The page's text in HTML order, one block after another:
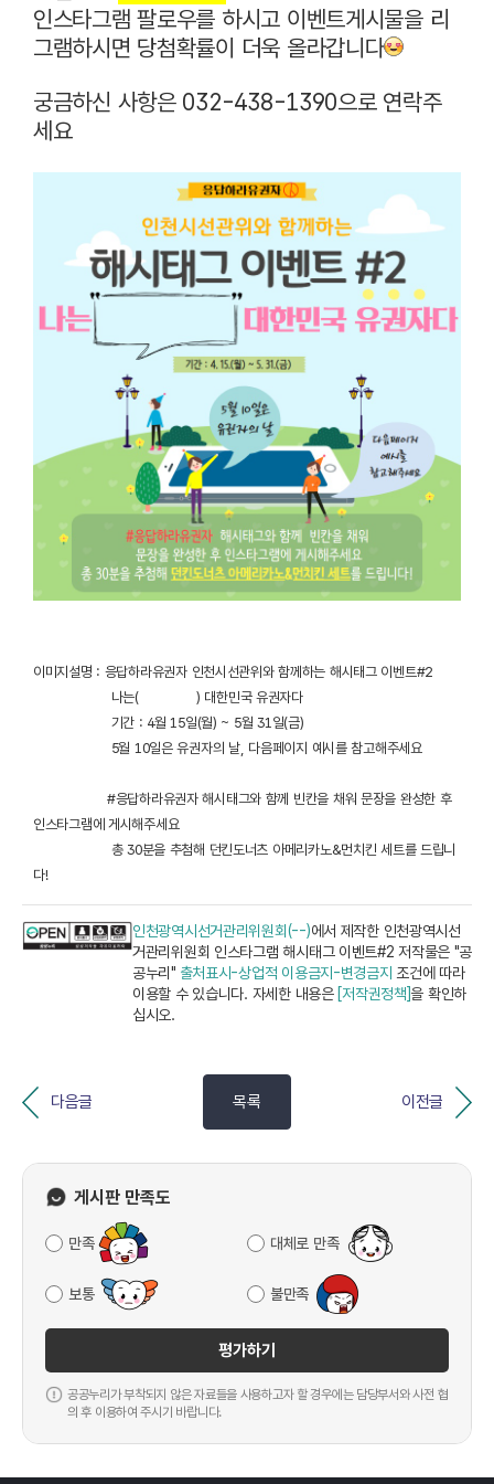
인스타그램 팔로우를 하시고 이벤트게시물을 리
그램하시면 당첨확률이 더욱 올라갑니다
궁금하신 사항은 032-438-1390으로 연락주
세요
이미지설명 : 응답하라유권자 인천시선관위와 함께하는 해시태그 이벤트#2
나는( ) 대한민국 유권자다
기간 : 4월 15일(월) ~ 5월 31일(금)
5월 10일은 유권자의 날, 다음페이지 예시를 참고해주세요
#응답하라유권자 해시태그와 함께 빈칸을 채워 문장을 완성한 후
인스타그램에 게시해주세요
총 30분을 추첨해 던킨도너츠 아메리카노&먼치킨 세트를 드립니
다!
인천광역시선거관리위원회(--)에서 제작한 인천광역시선
거관리위원회 인스타그램 해시태그 이벤트#2 저작물은 "공
공누리" 출처표시-상업적 이용금지-변경금지 조건에 따라
이용할 수 있습니다. 자세한 내용은 [저작권정책]을 확인하
십시오.
다음글 목록 이전글
게시판 만족도
만족 대체로 만족
보통 불만족
평가하기
공공누리가 부착되지 않은 자료들을 사용하고자 할 경우에는 담당부서와 사전 협
의 후 이용하여 주시기 바랍니다.